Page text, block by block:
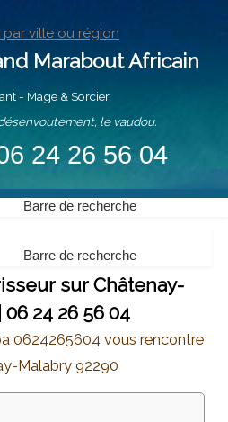
par ville ou région
Marabout Africain
- Mage & Sorcier
le vaudou.
24 26 56 04
Barre de recherche
Barre de recherche
sur Châtenay-
06 24 26 56 04
0624265604 vous rencontre
Malabry 92290